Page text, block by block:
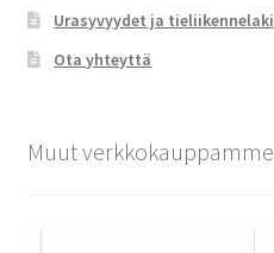
Urasyvyydet ja tieliikennelaki
Ota yhteyttä
Muut verkkokauppamme